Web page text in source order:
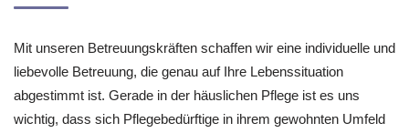
Mit unseren Betreuungskräften schaffen wir eine individuelle und
liebevolle Betreuung, die genau auf Ihre Lebenssituation
abgestimmt ist. Gerade in der häuslichen Pflege ist es uns
wichtig, dass sich Pflegebedürftige in ihrem gewohnten Umfeld